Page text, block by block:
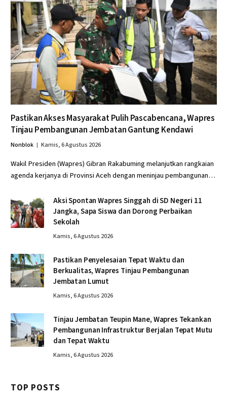
Pastikan Akses Masyarakat Pulih Pascabencana, Wapres
Tinjau Pembangunan Jembatan Gantung Kendawi
Nonblok Kamis, 6 Agustus 2026
Wakil Presiden (Wapres) Gibran Rakabuming melanjutkan rangkaian
agenda kerjanya di Provinsi Aceh dengan meninjau pembangunan…
Aksi Spontan Wapres Singgah di SD Negeri 11
Jangka, Sapa Siswa dan Dorong Perbaikan
Sekolah
Kamis, 6 Agustus 2026
Pastikan Penyelesaian Tepat Waktu dan
Berkualitas, Wapres Tinjau Pembangunan
Jembatan Lumut
Kamis, 6 Agustus 2026
Tinjau Jembatan Teupin Mane, Wapres Tekankan
Pembangunan Infrastruktur Berjalan Tepat Mutu
dan Tepat Waktu
Kamis, 6 Agustus 2026
TOP POSTS